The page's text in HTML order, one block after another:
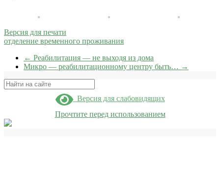
Версия для печати
отделение временного проживания
← Реабилитация — не выходя из дома
Микро — реабилитационному центру быть… →
Поиск
Версия для слабовидящих
Прочтите перед использованием